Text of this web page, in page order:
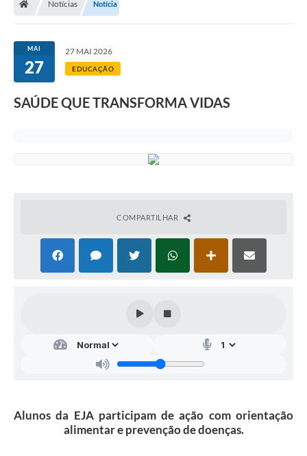
Notícias Notícia
MAI
27
27 MAI 2026
EDUCAÇÃO
SAÚDE QUE TRANSFORMA VIDAS
COMPARTILHAR
Alunos da EJA participam de ação com orientação
alimentar e prevenção de doenças.